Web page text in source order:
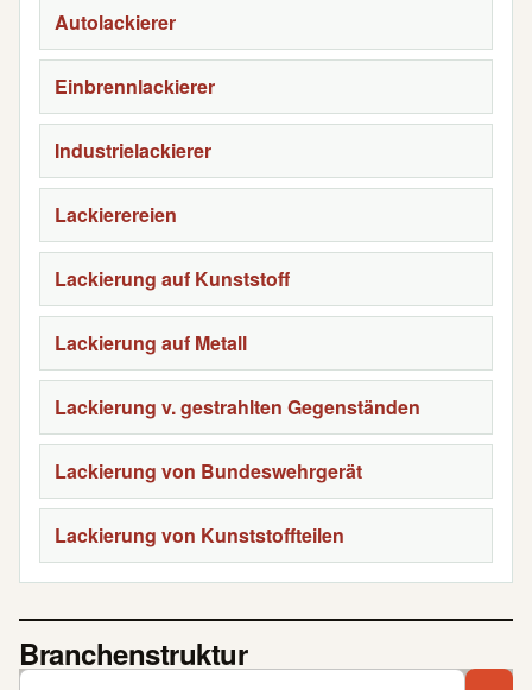
Autolackierer
Einbrennlackierer
Industrielackierer
Lackierereien
Lackierung auf Kunststoff
Lackierung auf Metall
Lackierung v. gestrahlten Gegenständen
Lackierung von Bundeswehrgerät
Lackierung von Kunststoffteilen
Branchenstruktur